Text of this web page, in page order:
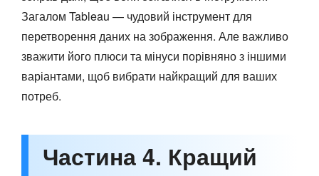
Загалом Tableau — чудовий інструмент для
перетворення даних на зображення. Але важливо
зважити його плюси та мінуси порівняно з іншими
варіантами, щоб вибрати найкращий для ваших
потреб.
Частина 4. Кращий